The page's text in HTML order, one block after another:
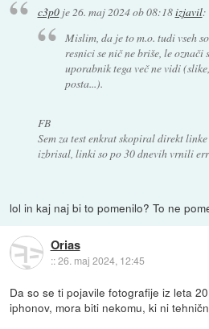
c3p0je 26. maj 2024 ob 08:18izjavil:
Mislim, da je to m.o. tudi vseh
resnici se nič ne briše, le označi
uporabnik tega več ne vidi
posta...).
FB
Sem za test enkrat skopiral direkt
izbrisal, linki so po 30 dnevih vrnili
lol in kaj naj bi to pomenilo? To ne
Orias
::26. maj 2024, 12:45
Da so se ti pojavile fotografije iz leta
iphonov, mora biti nekomu, ki ni